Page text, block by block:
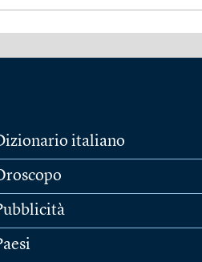
italiano